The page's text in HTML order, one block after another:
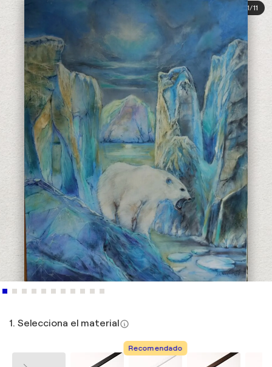
1/11
1. Selecciona el material
Recomendado